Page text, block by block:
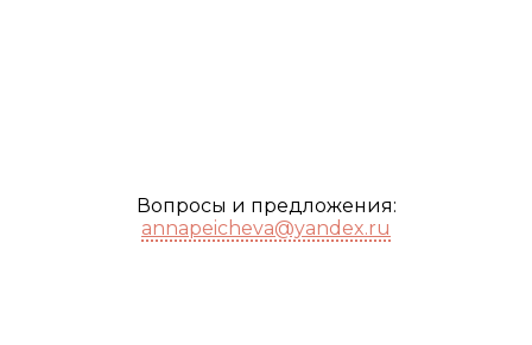
Вопросы и предложения:
annapeicheva@yandex.ru